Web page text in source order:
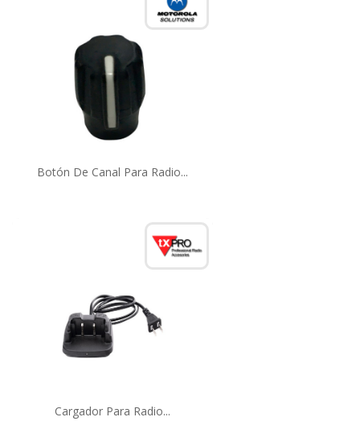
Botón De Canal Para Radio...
Cargador Para Radio...